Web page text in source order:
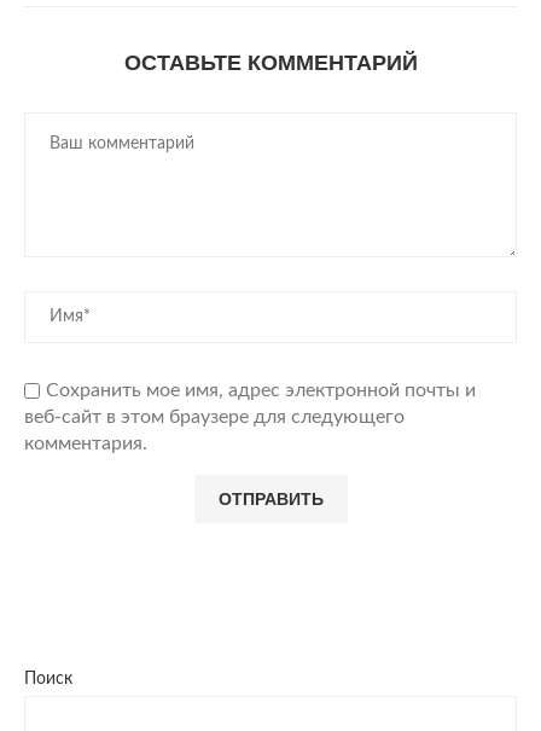
ОСТАВЬТЕ КОММЕНТАРИЙ
Сохранить мое имя, адрес электронной почты и
веб-сайт в этом браузере для следующего
комментария.
Поиск